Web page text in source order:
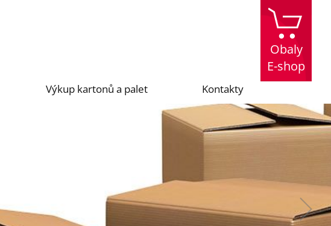
Výkup kartonů a palet Kontakty
Obaly
E-shop